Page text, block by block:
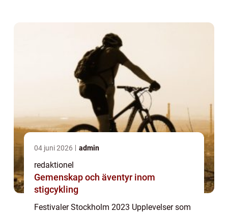
04 juni 2026 admin
redaktionel
Gemenskap och äventyr inom
stigcykling
Festivaler Stockholm 2023 Upplevelser som